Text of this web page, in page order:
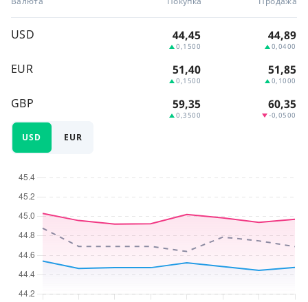
USD 44,45
0,1500
44,89
0,0400
EUR 51,40
0,1500
51,85
0,1000
GBP 59,35
0,3500
60,35
-0,0500
USD EUR